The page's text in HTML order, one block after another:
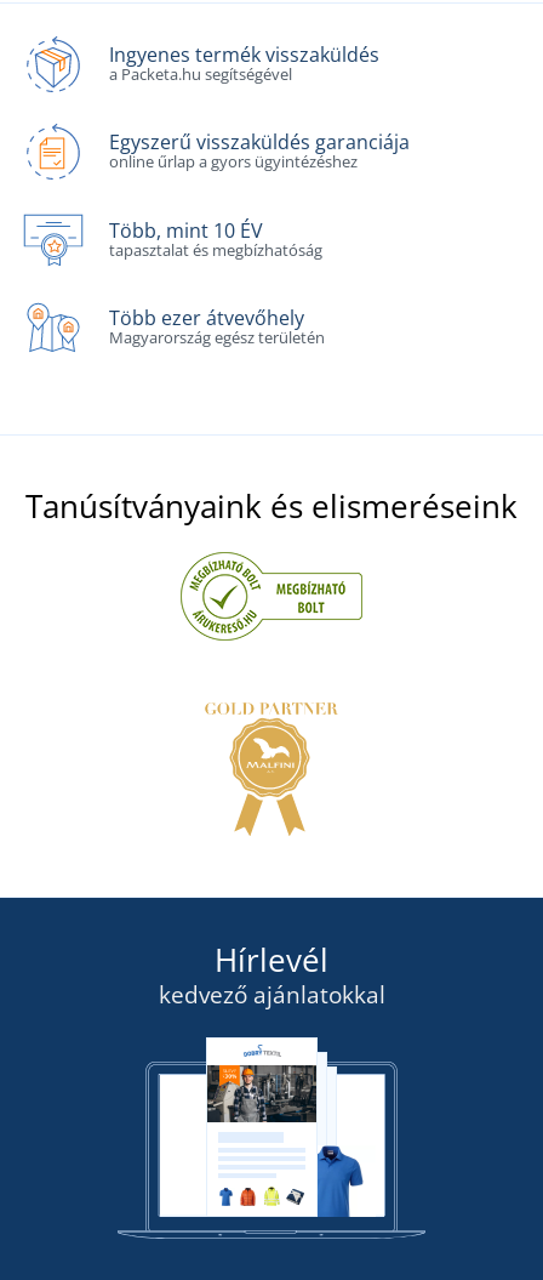
Ingyenes termék visszaküldés
a Packeta.hu segítségével
Egyszerű visszaküldés garanciája
online űrlap a gyors ügyintézéshez
Több, mint 10 ÉV
tapasztalat és megbízhatóság
Több ezer átvevőhely
Magyarország egész területén
Tanúsítványaink és elismeréseink
Hírlevél
kedvező ajánlatokkal